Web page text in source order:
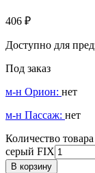
406 ₽
Доступно для
Под заказ
м-н Орион: нет
м-н Пассаж: нет
Количество
серый FIX
В корзину